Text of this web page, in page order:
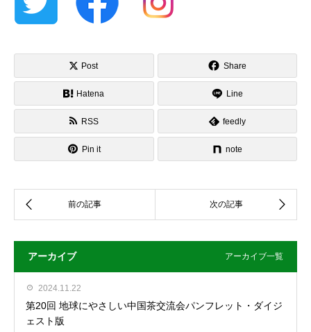
Post Share
Hatena Line
RSS feedly
Pin it note
アーカイブ アーカイブ一覧
2024.11.22
第20回 地球にやさしい中国茶交流会パンフレット・ダイジ
ェスト版